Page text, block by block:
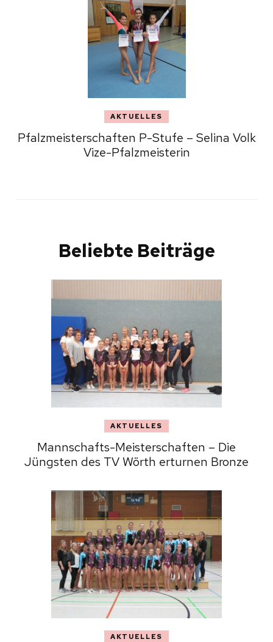
AKTUELLES
Pfalzmeisterschaften P-Stufe – Selina Volk
Vize-Pfalzmeisterin
Beliebte Beiträge
AKTUELLES
Mannschafts-Meisterschaften – Die
Jüngsten des TV Wörth erturnen Bronze
AKTUELLES